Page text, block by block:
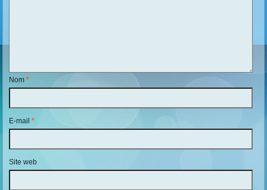
Nom*
E-mail*
Site web